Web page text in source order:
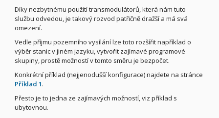
Díky nezbytnému použití transmodulátorů, která nám tuto
službu odvedou, je takový rozvod patřičně dražší a má svá
omezení.
Vedle příjmu pozemního vysílání lze toto rozšířit například o
výběr stanic v jiném jazyku, vytvořit zajímavé programové
skupiny, prostě možností v tomto směru je bezpočet.
Konkrétní příklad (nejjenodušší konfigurace) najdete na stránce
Příklad 1.
Přesto je to jedna ze zajímavých možností, viz příklad s
ubytovnou.